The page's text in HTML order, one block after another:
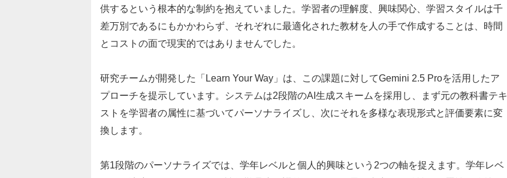
供するという根本的な制約を抱えていました。学習者の理解度、興味関心、学習スタイルは千
差万別であるにもかかわらず、それぞれに最適化された教材を人の手で作成することは、時間
とコストの面で現実的ではありませんでした。
研究チームが開発した「Learn Your Way」は、この課題に対してGemini 2.5 Proを活用したア
プローチを提示しています。システムは2段階のAI生成スキームを採用し、まず元の教科書テキ
ストを学習者の属性に基づいてパーソナライズし、次にそれを多様な表現形式と評価要素に変
換します。
第1段階のパーソナライズでは、学年レベルと個人的興味という2つの軸を捉えます。学年レベ